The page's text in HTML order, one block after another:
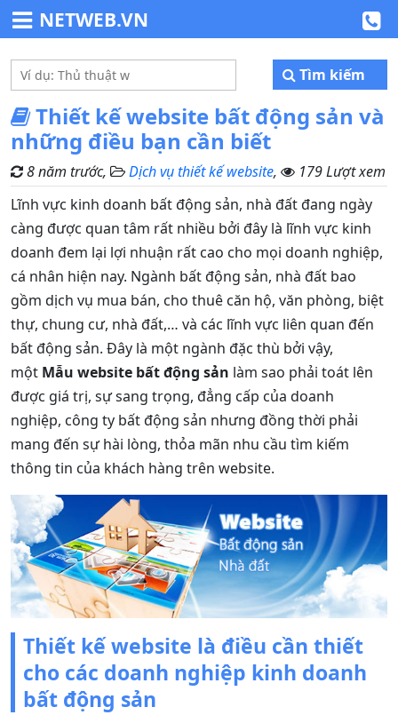
NETWEB.VN
Tìm kiếm
Thiết kế website bất động sản và
những điều bạn cần biết
8 năm trước, Dịch vụ thiết kế website,
179 Lượt xem
Lĩnh vực kinh doanh bất động sản, nhà đất đang ngày
càng được quan tâm rất nhiều bởi đây là lĩnh vực kinh
doanh đem lại lợi nhuận rất cao cho mọi doanh nghiệp,
cá nhân hiện nay. Ngành bất động sản, nhà đất bao
gồm dịch vụ mua bán, cho thuê căn hộ, văn phòng, biệt
thự, chung cư, nhà đất,… và các lĩnh vực liên quan đến
bất động sản. Đây là một ngành đặc thù bởi vậy,
một Mẫu website bất động sản làm sao phải toát lên
được giá trị, sự sang trọng, đẳng cấp của doanh
nghiệp, công ty bất động sản nhưng đồng thời phải
mang đến sự hài lòng, thỏa mãn nhu cầu tìm kiếm
thông tin của khách hàng trên website.
Thiết kế website là điều cần thiết
cho các doanh nghiệp kinh doanh
bất động sản